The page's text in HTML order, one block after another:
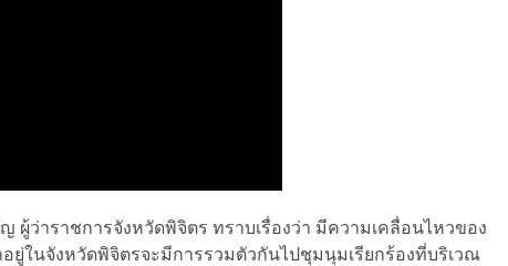
ผู้ว่าราชการจังหวัดพิจิตร ทราบเรื่องว่า มีความเคลื่อนไหวของ
ในจังหวัดพิจิตรจะมีการรวมตัวกันไปชุมนุมเรียกร้องที่บริเวณ